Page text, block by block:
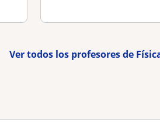
Ver todos los profesores de